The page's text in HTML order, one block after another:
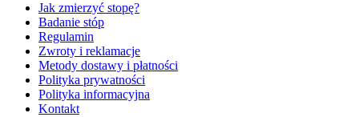
Jak zmierzyć stopę?
Badanie stóp
Regulamin
Zwroty i reklamacje
Metody dostawy i płatności
Polityka prywatności
Polityka informacyjna
Kontakt